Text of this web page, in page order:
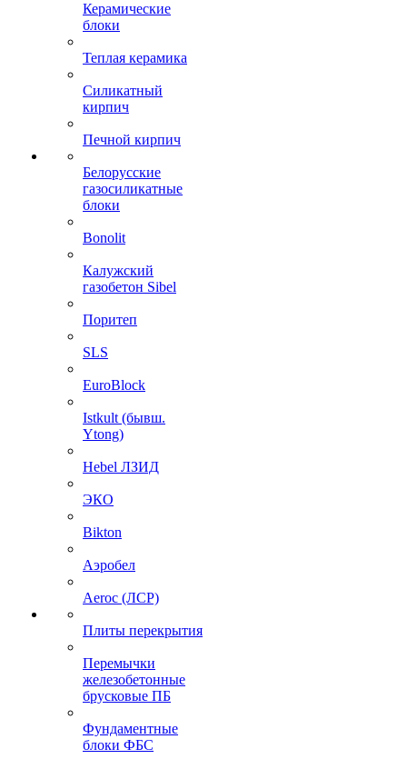
Керамические
блоки
Теплая керамика
Силикатный
кирпич
Печной кирпич
Белорусские
газосиликатные
блоки
Bonolit
Калужский
газобетон Sibel
Поритеп
SLS
EuroBlock
Istkult (бывш.
Ytong)
Hebel ЛЗИД
ЭКО
Bikton
Аэробел
Aeroc (ЛСР)
Плиты перекрытия
Перемычки
железобетонные
брусковые ПБ
Фундаментные
блоки ФБС